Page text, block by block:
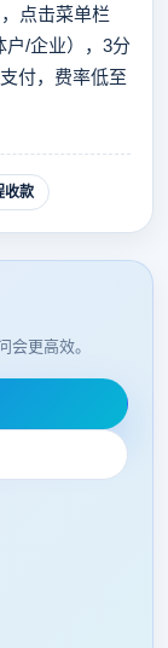
点击菜单栏
户/企业），3分
付，费率低至
收款
会更高效。